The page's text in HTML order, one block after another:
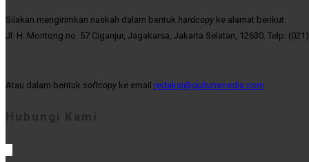
Silakan mengirimkan naskah dalam bentuk hardcopy ke alamat berikut.
Jl. H. Montong no. 57 Ciganjur, Jagakarsa, Jakarta Selatan, 12630. Telp:
Atau dalam bentuk softcopy ke email redaksi@qultummedia.com.
Hubungi Kami